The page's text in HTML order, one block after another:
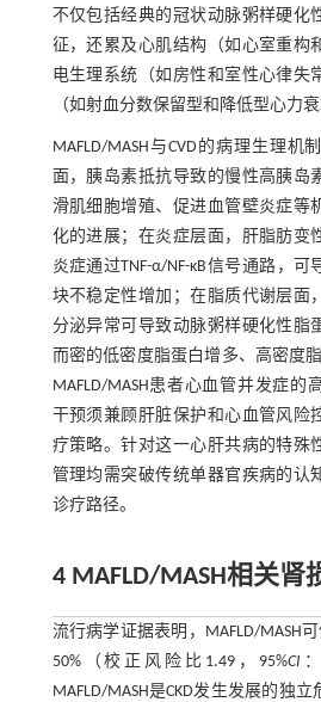
不仅包括经典的冠状动脉粥样硬化
征，还累及心肌结构（如心室重构
电生理系统（如房性和室性心律失
（如射血分数保留型和降低型心力衰
MAFLD/MASH与CVD的病理生理
面，胰岛素抵抗导致的慢性高胰岛
滑肌细胞增殖、促进血管壁炎症等
化的进展；在炎症层面，肝脂肪变
炎症通过TNF-α/NF-κB信号通路，
块不稳定性增加；在脂质代谢层面
分泌异常可导致动脉粥样硬化性脂
而密的低密度脂蛋白增多、高密度
MAFLD/MASH患者心血管并发症
干预须兼顾肝脏保护和心血管风险
疗策略。针对这一心肝共病的特殊
管理均需突破传统单器官疾病的认
诊疗路径。
4 MAFLD/MASH相关肾
流行病学证据表明，MAFLD/MASH
50%（校正风险比1.49，95%CI
MAFLD/MASH是CKD发生发展的独